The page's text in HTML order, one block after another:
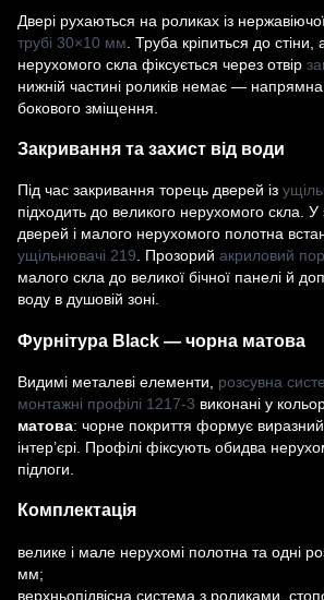
Двері рухаються на роликах із
трубі 30×10 мм . Труба кріпиться до
нерухомого скла фіксується через отвір
нижній частині роликів немає — напрямна
бокового зміщення.
Закривання та захист від води
Під час закривання торець дверей із
підходить до великого нерухомого скла. У
дверей і малого нерухомого полотна
ущільнювачі 219. Прозорий акриловий
малого скла до великої бічної панелі й
воду в душовій зоні.
Фурнітура Black — чорна матова
Видимі металеві елементи, розсувна
монтажні профілі 1217-3 виконані у
матова: чорне покриття формує
інтер’єрі. Профілі фіксують обидва
підлоги.
Комплектація
велике і мале нерухомі полотна та одні
мм;
верхньопідвісна система з роликами,